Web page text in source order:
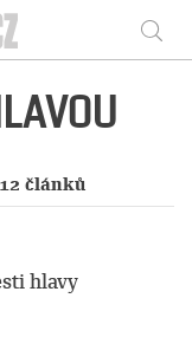
článků
hlavy